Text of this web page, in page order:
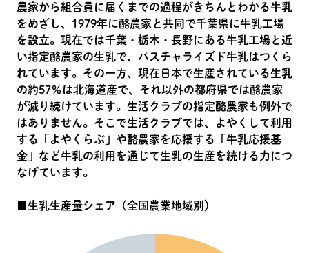
農家から組合員に届くまでの過程がきちんとわかる牛乳
をめざし、1979年に酪農家と共同で千葉県に牛乳工場
を設立。現在では千葉・栃木・長野にある牛乳工場と近
い指定酪農家の生乳で、パスチャライズド牛乳はつくら
れています。その一方、現在日本で生産されている生乳
の約57％は北海道産で、それ以外の都府県では酪農家
が減り続けています。生活クラブの指定酪農家も例外で
はありません。そこで生活クラブでは、よやくして利用
する「よやくらぶ」や酪農家を応援する「牛乳応援基
金」など牛乳の利用を通じて生乳の生産を続ける力につ
なげています。
■生乳生産量シェア（全国農業地域別）